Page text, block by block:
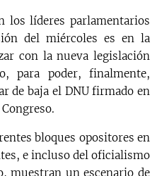
los líderes parlamentarios
del miércoles es en la
con la nueva legislación
para poder, finalmente,
de baja el DNU firmado en
bloques opositores en
e incluso del oficialismo
muestran un escenario de